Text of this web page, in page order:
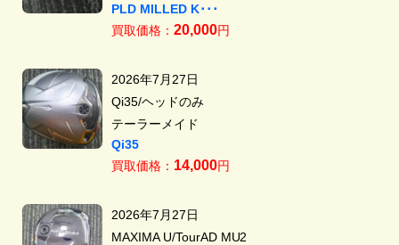
PLD MILLED K･･･
買取価格： 20,000円
2026年7月27日
Qi35/ヘッドのみ
テーラーメイド
Qi35
買取価格： 14,000円
2026年7月27日
MAXIMA U/TourAD MU2